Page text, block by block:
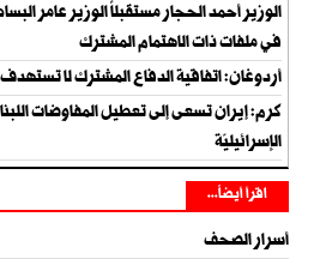
الوزير أحمد الحجار مستقبلاً الوزير عامر
في ملفات ذات الاهتمام المشترك
أردوغان: اتفاقية الدفاع المشترك لا
كرم: إيران تسعى إلى تعطيل المفاوضات
الإسرائيليّة
اقرأ أيضاً...
أسرار الصحف